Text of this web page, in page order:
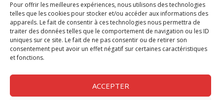
Pour offrir les meilleures expériences, nous utilisons des technologies
telles que les cookies pour stocker et/ou accéder aux informations des
appareils. Le fait de consentir à ces technologies nous permettra de
traiter des données telles que le comportement de navigation ou les ID
uniques sur ce site. Le fait de ne pas consentir ou de retirer son
consentement peut avoir un effet négatif sur certaines caractéristiques
et fonctions.
ACCEPTER
Chèque Compta
Chèque Emploi Spectacle
G-Pods
Profession Audio-visuel